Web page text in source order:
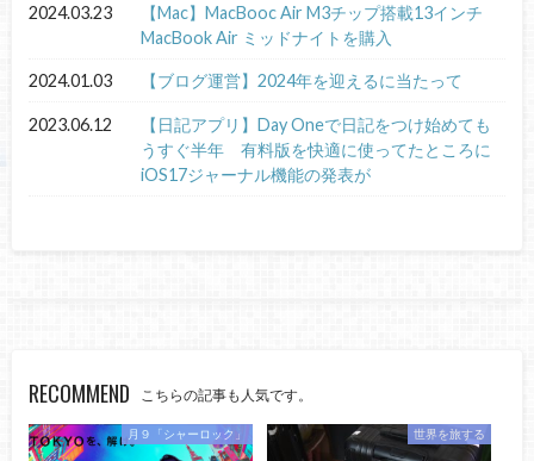
2024.03.23
【Mac】MacBooc Air M3チップ搭載13インチ
MacBook Air ミッドナイトを購入
2024.01.03 【ブログ運営】2024年を迎えるに当たって
2023.06.12
【日記アプリ】Day Oneで日記をつけ始めても
うすぐ半年 有料版を快適に使ってたところに
iOS17ジャーナル機能の発表が
RECOMMEND こちらの記事も人気です。
月９「シャーロック」 世界を旅する